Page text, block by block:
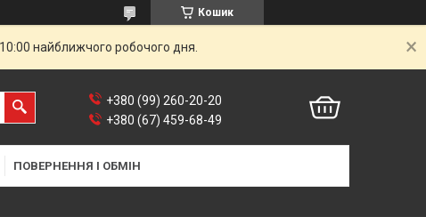
Кошик
найближчого робочого дня.
+380 (99) 260-20-20
+380 (67) 459-68-49
ПОВЕРНЕННЯ І ОБМІН